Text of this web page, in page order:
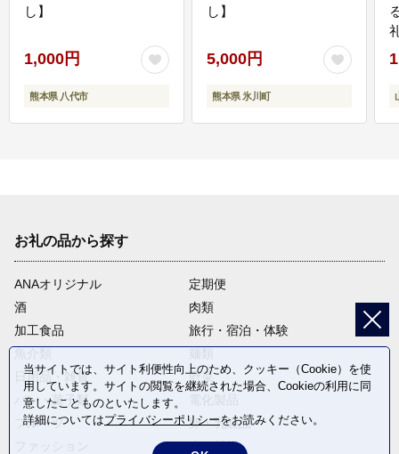
し】
1,000円
熊本県 八代市
し】
5,000円
熊本県 氷川町
お礼の品から探す
ANAオリジナル
定期便
酒
肉類
加工食品
旅行・宿泊・体験
日用品・雑貨
野菜
パン・菓子類
フルーツ
卵・乳製品
米・穀物
当サイトでは、サイト利便性向上のため、クッキー（Cookie）を使
用しています。サイトの閲覧を継続された場合、Cookieの利用に同
意したことものといたします。
詳細についてはプライバシーポリシーをお読みください。